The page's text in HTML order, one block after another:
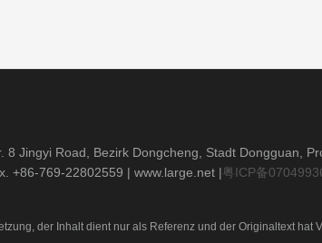
Jingyi Road, Bezirk Dongcheng, Stadt Dongguan,
+86-769-22802559 | www.large.net |粤ICP备
der Inhalt dient nur als Referenz und der Originaltext hat